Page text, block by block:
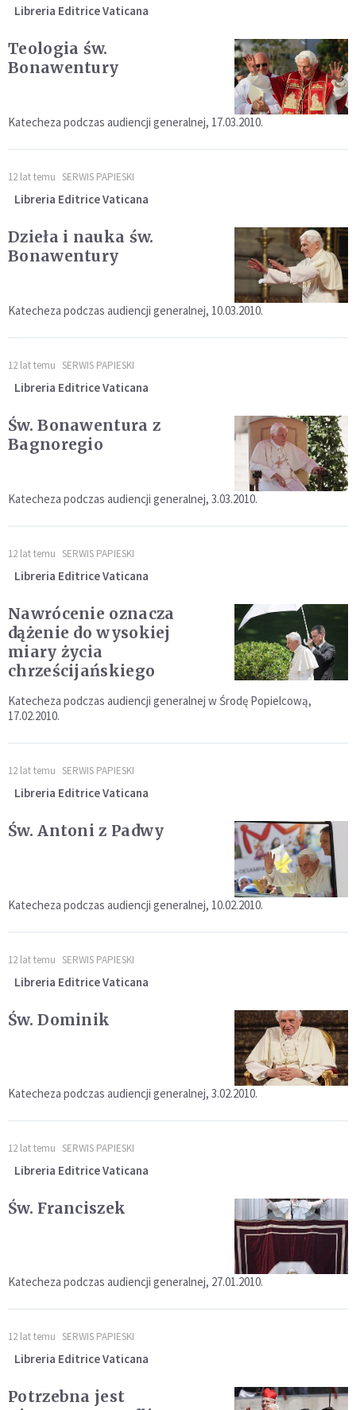
Libreria Editrice Vaticana
Teologia św.
Bonawentury
Katecheza podczas audiencji generalnej, 17.03.2010.
12 lat temu SERWIS PAPIESKI
Libreria Editrice Vaticana
Dzieła i nauka św.
Bonawentury
Katecheza podczas audiencji generalnej, 10.03.2010.
12 lat temu SERWIS PAPIESKI
Libreria Editrice Vaticana
Św. Bonawentura z
Bagnoregio
Katecheza podczas audiencji generalnej, 3.03.2010.
12 lat temu SERWIS PAPIESKI
Libreria Editrice Vaticana
Nawrócenie oznacza
dążenie do wysokiej
miary życia
chrześcijańskiego
Katecheza podczas audiencji generalnej w Środę Popielcową,
17.02.2010.
12 lat temu SERWIS PAPIESKI
Libreria Editrice Vaticana
Św. Antoni z Padwy
Katecheza podczas audiencji generalnej, 10.02.2010.
12 lat temu SERWIS PAPIESKI
Libreria Editrice Vaticana
Św. Dominik
Katecheza podczas audiencji generalnej, 3.02.2010.
12 lat temu SERWIS PAPIESKI
Libreria Editrice Vaticana
Św. Franciszek
Katecheza podczas audiencji generalnej, 27.01.2010.
12 lat temu SERWIS PAPIESKI
Libreria Editrice Vaticana
Potrzebna jest